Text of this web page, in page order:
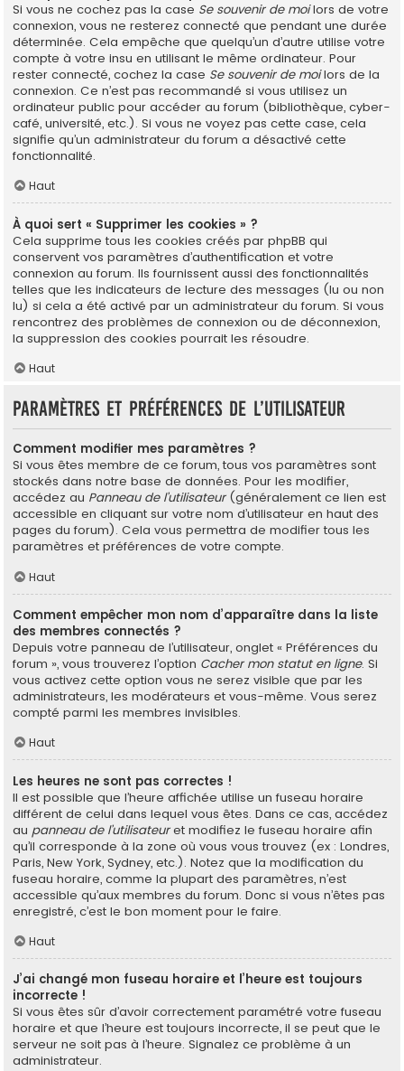
Si vous ne cochez pas la case Se souvenir de moilors de votre
connexion, vous ne resterez connecté que pendant une durée
déterminée. Cela empêche que quelqu’un d’autre utilise votre
compte à votre insu en utilisant le même ordinateur. Pour
rester connecté, cochez la case Se souvenir de moilors de la
connexion. Ce n’est pas recommandé si vous utilisez un
ordinateur public pour accéder au forum (bibliothèque, cyber-
café, université, etc.). Si vous ne voyez pas cette case, cela
signifie qu’un administrateur du forum a désactivé cette
fonctionnalité.
Haut
À quoi sert « Supprimer les cookies » ?
Cela supprime tous les cookies créés par phpBB qui
conservent vos paramètres d’authentification et votre
connexion au forum. Ils fournissent aussi des fonctionnalités
telles que les indicateurs de lecture des messages (lu ou non
lu) si cela a été activé par un administrateur du forum. Si vous
rencontrez des problèmes de connexion ou de déconnexion,
la suppression des cookies pourrait les résoudre.
Haut
Paramètres et préférences de l’utilisateur
Comment modifier mes paramètres ?
Si vous êtes membre de ce forum, tous vos paramètres sont
stockés dans notre base de données. Pour les modifier,
accédez au Panneau de l’utilisateur(généralement ce lien est
accessible en cliquant sur votre nom d’utilisateur en haut des
pages du forum). Cela vous permettra de modifier tous les
paramètres et préférences de votre compte.
Haut
Comment empêcher mon nom d’apparaître dans la liste
des membres connectés ?
Depuis votre panneau de l’utilisateur, onglet « Préférences du
forum », vous trouverez l’option Cacher mon statut en ligne. Si
vous activez cette option vous ne serez visible que par les
administrateurs, les modérateurs et vous-même. Vous serez
compté parmi les membres invisibles.
Haut
Les heures ne sont pas correctes !
Il est possible que l’heure affichée utilise un fuseau horaire
différent de celui dans lequel vous êtes. Dans ce cas, accédez
au panneau de l’utilisateuret modifiez le fuseau horaire afin
qu’il corresponde à la zone où vous vous trouvez (ex : Londres,
Paris, New York, Sydney, etc.). Notez que la modification du
fuseau horaire, comme la plupart des paramètres, n’est
accessible qu’aux membres du forum. Donc si vous n’êtes pas
enregistré, c’est le bon moment pour le faire.
Haut
J’ai changé mon fuseau horaire et l’heure est toujours
incorrecte !
Si vous êtes sûr d’avoir correctement paramétré votre fuseau
horaire et que l’heure est toujours incorrecte, il se peut que le
serveur ne soit pas à l’heure. Signalez ce problème à un
administrateur.